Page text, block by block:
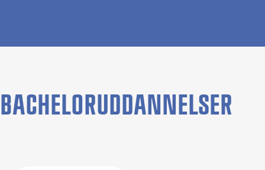
BACHELORUDDANNELSER